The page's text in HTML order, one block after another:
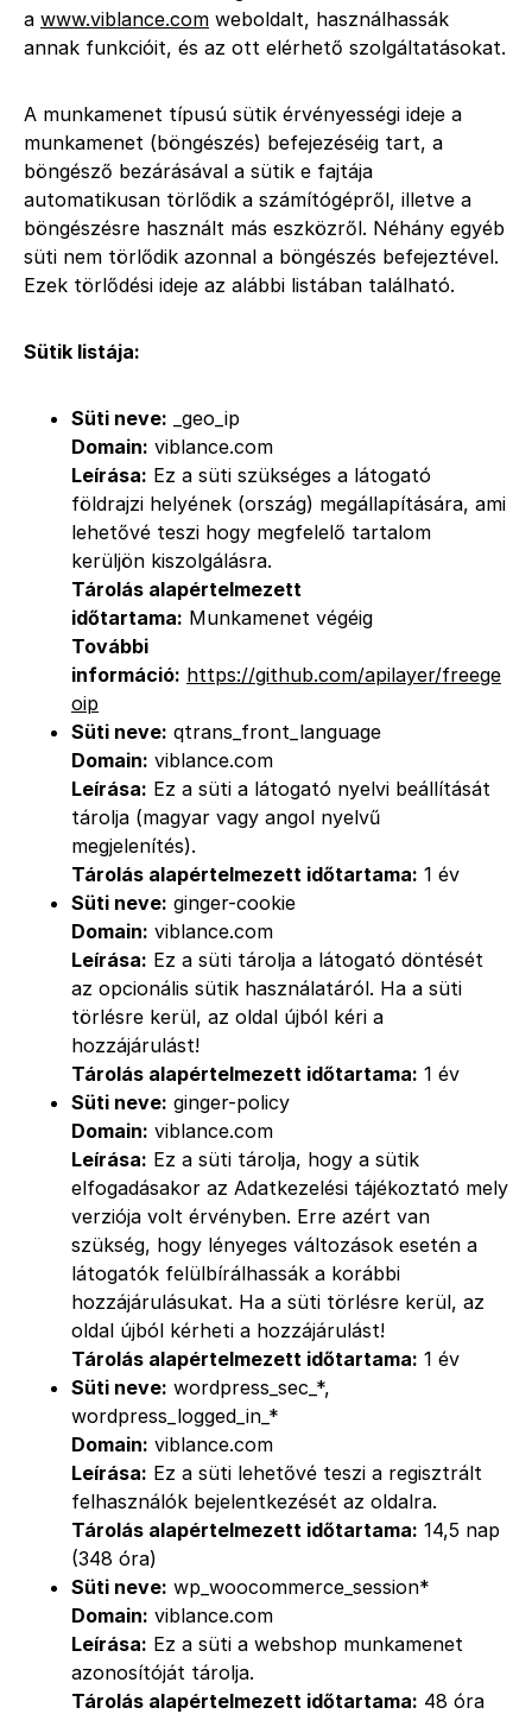
a www.viblance.com weboldalt, használhassák
annak funkcióit, és az ott elérhető szolgáltatásokat.
A munkamenet típusú sütik érvényességi ideje a
munkamenet (böngészés) befejezéséig tart, a
böngésző bezárásával a sütik e fajtája
automatikusan törlődik a számítógépről, illetve a
böngészésre használt más eszközről. Néhány egyéb
süti nem törlődik azonnal a böngészés befejeztével.
Ezek törlődési ideje az alábbi listában található.
Sütik listája:
Süti neve: _geo_ip
Domain: viblance.com
Leírása: Ez a süti szükséges a látogató
földrajzi helyének (ország) megállapítására, ami
lehetővé teszi hogy megfelelő tartalom
kerüljön kiszolgálásra.
Tárolás alapértelmezett
időtartama: Munkamenet végéig
További
információ: https://github.com/apilayer/freege
oip
Süti neve: qtrans_front_language
Domain: viblance.com
Leírása: Ez a süti a látogató nyelvi beállítását
tárolja (magyar vagy angol nyelvű
megjelenítés).
Tárolás alapértelmezett időtartama: 1 év
Süti neve: ginger-cookie
Domain: viblance.com
Leírása: Ez a süti tárolja a látogató döntését
az opcionális sütik használatáról. Ha a süti
törlésre kerül, az oldal újból kéri a
hozzájárulást!
Tárolás alapértelmezett időtartama: 1 év
Süti neve: ginger-policy
Domain: viblance.com
Leírása: Ez a süti tárolja, hogy a sütik
elfogadásakor az Adatkezelési tájékoztató mely
verziója volt érvényben. Erre azért van
szükség, hogy lényeges változások esetén a
látogatók felülbírálhassák a korábbi
hozzájárulásukat. Ha a süti törlésre kerül, az
oldal újból kérheti a hozzájárulást!
Tárolás alapértelmezett időtartama: 1 év
Süti neve: wordpress_sec_*,
wordpress_logged_in_*
Domain: viblance.com
Leírása: Ez a süti lehetővé teszi a regisztrált
felhasználók bejelentkezését az oldalra.
Tárolás alapértelmezett időtartama: 14,5 nap
(348 óra)
Süti neve: wp_woocommerce_session*
Domain: viblance.com
Leírása: Ez a süti a webshop munkamenet
azonosítóját tárolja.
Tárolás alapértelmezett időtartama: 48 óra